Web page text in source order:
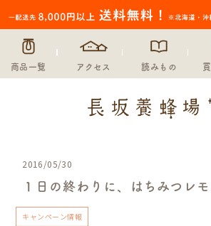
商品一覧 アクセス 読みもの
2016/05/30
１日の終わりに、はちみつレ
キャンペーン情報